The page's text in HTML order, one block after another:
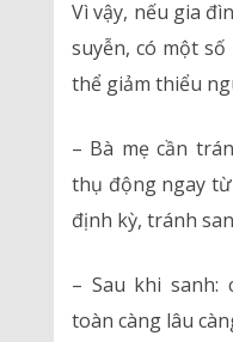
Vì vậy, nếu gia
suyễn, có một
thể giảm thiểu
– Bà mẹ cần
thụ động ngay
định kỳ, tránh
– Sau khi sanh:
toàn càng lâu